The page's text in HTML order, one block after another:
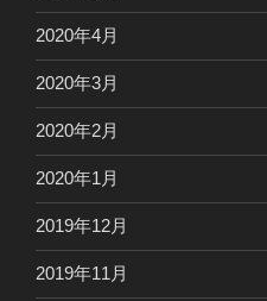
2020年4月
2020年3月
2020年2月
2020年1月
2019年12月
2019年11月